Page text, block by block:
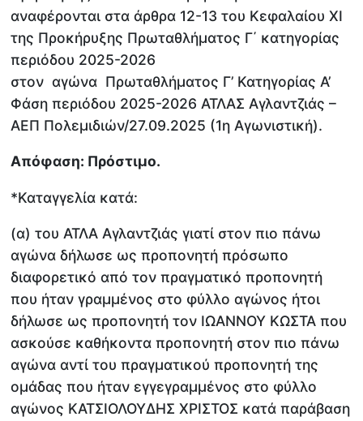
αναφέρονται στα άρθρα 12-13 του Κεφαλαίου ΧΙ
της Προκήρυξης Πρωταθλήματος Γ΄ κατηγορίας
περιόδου 2025-2026
στον αγώνα Πρωταθλήματος Γ’ Κατηγορίας Α’
Φάση περιόδου 2025-2026 ΑΤΛΑΣ Αγλαντζιάς –
ΑΕΠ Πολεμιδιών/27.09.2025 (1η Αγωνιστική).
Απόφαση: Πρόστιμο.
*Καταγγελία κατά:
(α) του ΑΤΛΑ Αγλαντζιάς γιατί στον πιο πάνω
αγώνα δήλωσε ως προπονητή πρόσωπο
διαφορετικό από τον πραγματικό προπονητή
που ήταν γραμμένος στο φύλλο αγώνος ήτοι
δήλωσε ως προπονητή τον ΙΩΑΝΝΟΥ ΚΩΣΤΑ που
ασκούσε καθήκοντα προπονητή στον πιο πάνω
αγώνα αντί του πραγματικού προπονητή της
ομάδας που ήταν εγγεγραμμένος στο φύλλο
αγώνος ΚΑΤΣΙΟΛΟΥΔΗΣ ΧΡΙΣΤΟΣ κατά παράβαση